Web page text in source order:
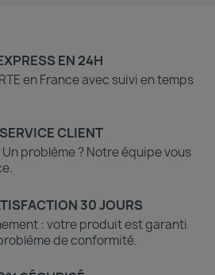
EN 24H
en France avec suivi en temps
CLIENT
problème ? Notre équipe vous
30 JOURS
: votre produit est garanti
de conformité.